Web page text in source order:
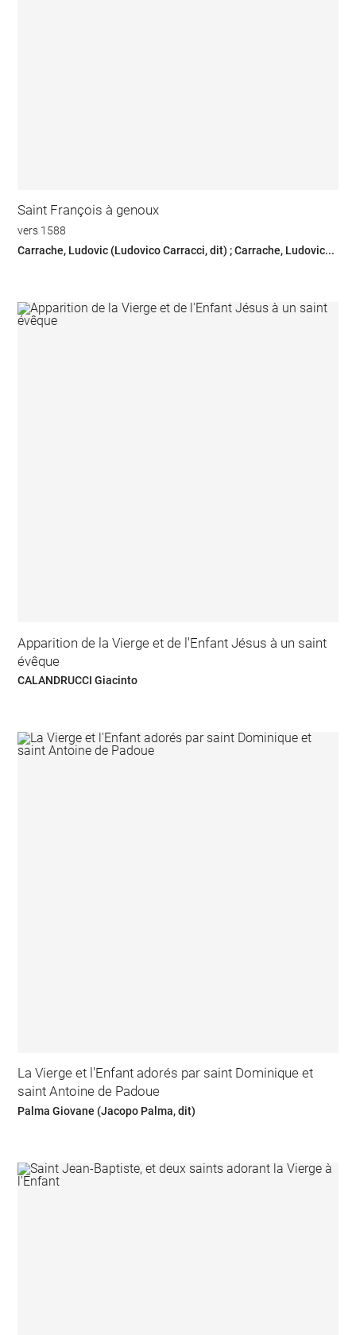
Saint François à genoux
vers 1588
Carrache, Ludovic (Ludovico Carracci, dit) ; Carrache, Ludovic...
Apparition de la Vierge et de l'Enfant Jésus à un saint
évêque
CALANDRUCCI Giacinto
La Vierge et l'Enfant adorés par saint Dominique et
saint Antoine de Padoue
Palma Giovane (Jacopo Palma, dit)